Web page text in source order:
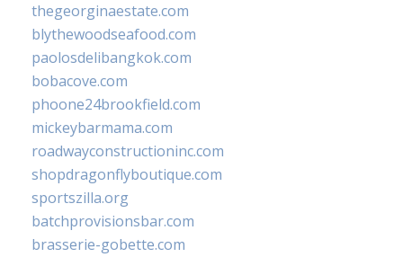
thegeorginaestate.com
blythewoodseafood.com
paolosdelibangkok.com
bobacove.com
phoone24brookfield.com
mickeybarmama.com
roadwayconstructioninc.com
shopdragonflyboutique.com
sportszilla.org
batchprovisionsbar.com
brasserie-gobette.com